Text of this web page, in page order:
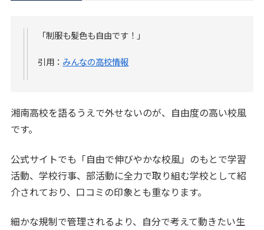
「制服も髪色も自由です！」
引用： みんなの高校情報
湘南高校を語るうえで外せないのが、自由度の高い校風
です。
公式サイトでも「自由で伸びやかな校風」のもとで学習
活動、学校行事、部活動に全力で取り組む学校として紹
介されており、口コミの印象とも重なります。
細かな規制で管理されるより、自分で考えて動きたい生